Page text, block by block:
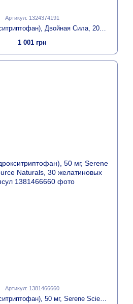
Артикул: 1324374191
5-HTP (Гидрокситриптофан), Двойная Сила, 200 мг, Now Foods, 60 вегетарианских капсул
1 001 грн
Артикул: 1381466660